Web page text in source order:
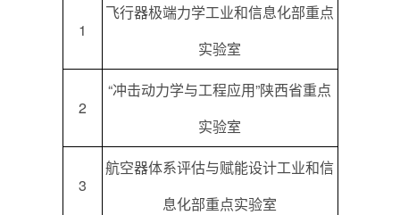
1
飞行器极端力学工业和信息化部重点
实验室
2
“冲击动力学与工程应用”陕西省重点
实验室
3
航空器体系评估与赋能设计工业和信
息化部重点实验室